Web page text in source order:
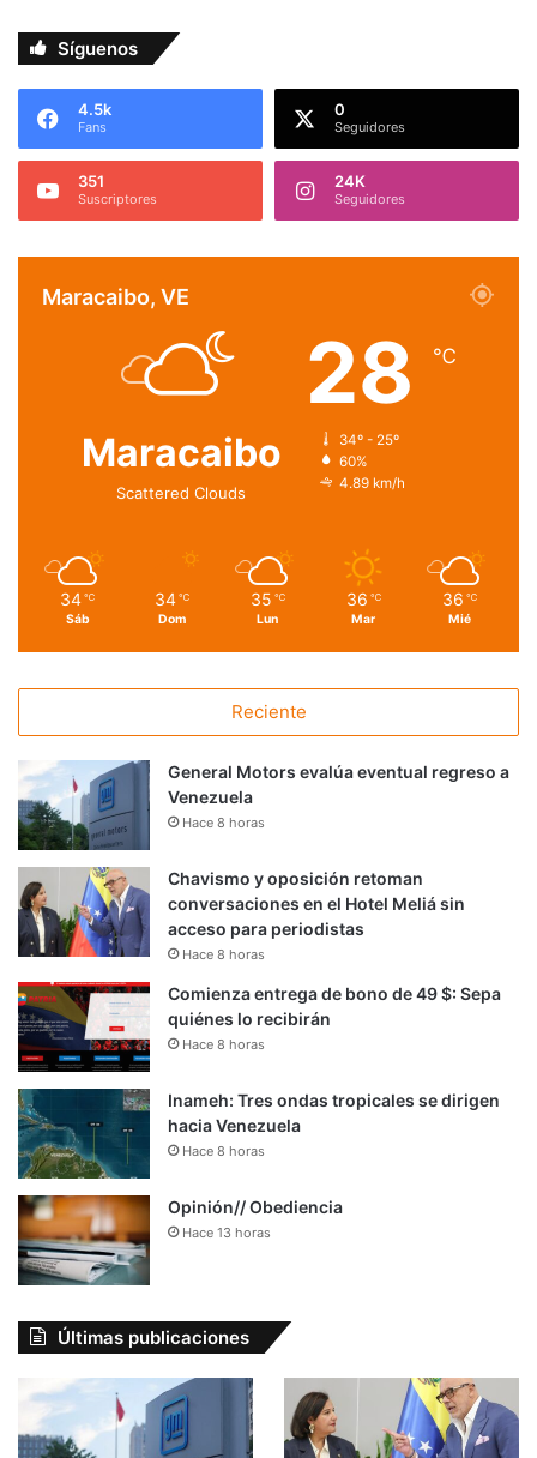
Síguenos
4.5k
Fans
0
Seguidores
351
Suscriptores
24K
Seguidores
Maracaibo, VE
Maracaibo
Scattered Clouds
28 ℃
34º - 25º
60%
4.89 km/h
34 ℃
Sáb
34 ℃
Dom
35 ℃
Lun
36 ℃
Mar
36 ℃
Mié
Reciente
General Motors evalúa eventual regreso a
Venezuela
Hace 8 horas
Chavismo y oposición retoman
conversaciones en el Hotel Meliá sin
acceso para periodistas
Hace 8 horas
Comienza entrega de bono de 49 $: Sepa
quiénes lo recibirán
Hace 8 horas
Inameh: Tres ondas tropicales se dirigen
hacia Venezuela
Hace 8 horas
Opinión// Obediencia
Hace 13 horas
Últimas publicaciones